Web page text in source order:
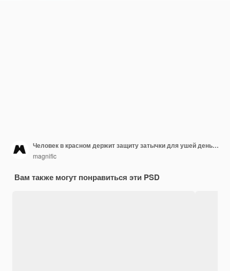
Человек в красном держит защиту затычки для ушей день труда
magnific
Вам также могут понравиться эти PSD